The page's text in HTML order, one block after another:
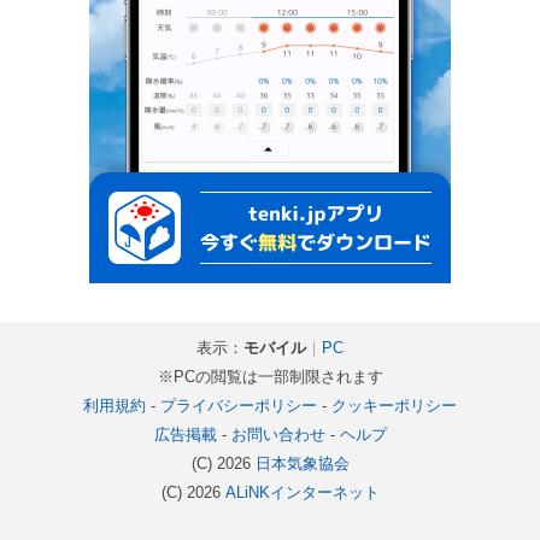
表示： モバイル｜ PC
※PCの閲覧は一部制限されます
利用規約 - プライバシーポリシー - クッキーポリシー
広告掲載- お問い合わせ- ヘルプ
(C) 2026 日本気象協会
(C) 2026 ALiNKインターネット